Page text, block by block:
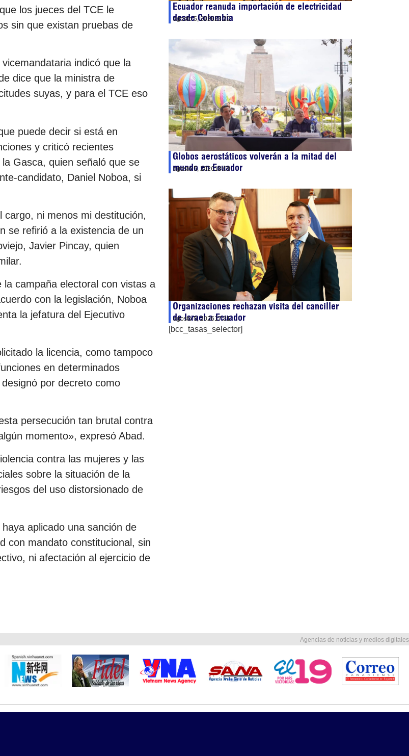
los jueces del TCE le
sin que existan pruebas de
indicó que la
dice que la ministra de
suyas, y para el TCE eso
puede decir si está en
y criticó recientes
Gasca, quien señaló que se
candidato, Daniel Noboa, si
cargo, ni menos mi destitución,
se refirió a la existencia de un
Javier Pincay, quien
campaña electoral con vistas a
con la legislación, Noboa
la jefatura del Ejecutivo
la licencia, como tampoco
en determinados
por decreto como
persecución tan brutal contra
momento», expresó Abad.
contra las mujeres y las
sobre la situación de la
del uso distorsionado de
aplicado una sanción de
con mandato constitucional, sin
ni afectación al ejercicio de
Ecuador reanuda importación de electricidad
desde Colombia
agosto 5, 202623:22
Globos aerostáticos volverán a la mitad del
mundo en Ecuador
agosto 5, 202618:09
Organizaciones rechazan visita del canciller
de Israel a Ecuador
agosto 5, 202617:31
[bcc_tasas_selector]
Agencias de noticias y medios digitales